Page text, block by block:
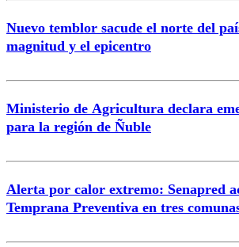
Nuevo temblor sacude el norte del
magnitud y el epicentro
Ministerio de Agricultura declara
para la región de Ñuble
Alerta por calor extremo: Senapred
Temprana Preventiva en tres